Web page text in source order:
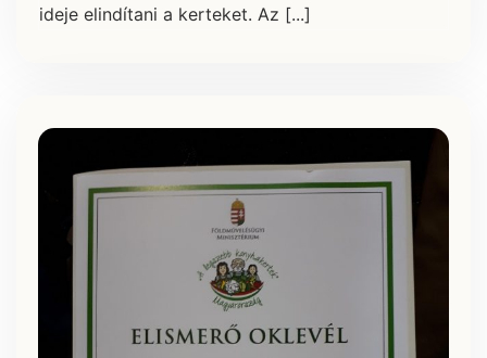
ideje elindítani a kerteket. Az [...]